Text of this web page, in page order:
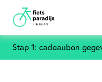
Stap 1: cadeaubon